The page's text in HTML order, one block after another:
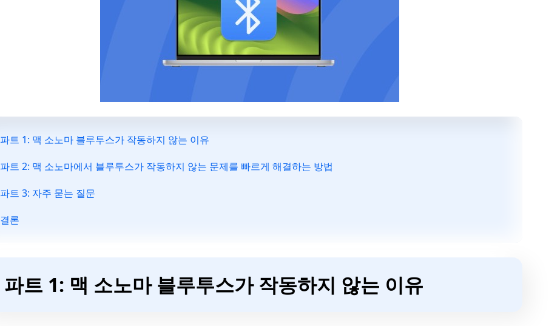
파트 1: 맥 소노마 블루투스가 작동하지 않는 이유
파트 2: 맥 소노마에서 블루투스가 작동하지 않는 문제를 빠르게 해결하는 방법
파트 3: 자주 묻는 질문
결론
파트 1: 맥 소노마 블루투스가 작동하지 않는 이유